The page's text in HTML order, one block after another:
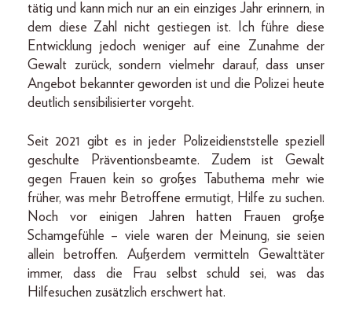
tätig und kann mich nur an ein einziges Jahr erinnern, in
dem diese Zahl nicht gestiegen ist. Ich führe diese
Entwicklung jedoch weniger auf eine Zunahme der
Gewalt zurück, sondern vielmehr darauf, dass unser
Angebot bekannter geworden ist und die Polizei heute
deutlich sensibilisierter vorgeht.
Seit 2021 gibt es in jeder Polizeidienststelle speziell
geschulte Präventionsbeamte. Zudem ist Gewalt
gegen Frauen kein so großes Tabuthema mehr wie
früher, was mehr Betroffene ermutigt, Hilfe zu suchen.
Noch vor einigen Jahren hatten Frauen große
Schamgefühle – viele waren der Meinung, sie seien
allein betroffen. Außerdem vermitteln Gewalttäter
immer, dass die Frau selbst schuld sei, was das
Hilfesuchen zusätzlich erschwert hat.